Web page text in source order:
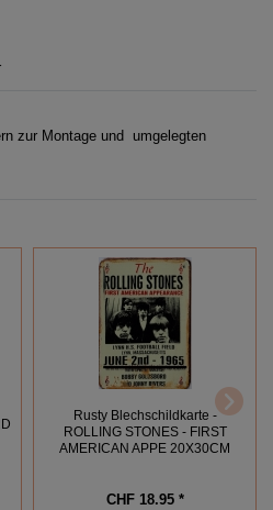
zur Montage und umgelegten
Rusty Blechschildkarte -
ROLLING STONES - FIRST
AMERICAN APPE 20X30CM
CHF 18.95 *